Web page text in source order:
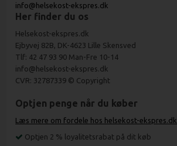
info@helsekost-ekspres.dk
Her finder du os
Helsekost-ekspres.dk
Ejbyvej 82B, DK-4623 Lille Skensved
Tlf: 42 47 93 90 Man-Fre 10-14
info@helsekost-ekspres.dk
CVR: 32787339 © Copyright
Optjen penge når du køber
Læs mere om fordele hos helsekost-ekspres.dk
Optjen 2 % loyalitetsrabat på dit køb